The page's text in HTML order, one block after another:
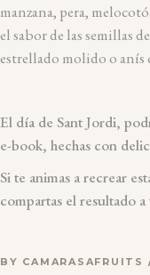
manzana, pera,
el sabor de las semillas
estrellado molido o anís
El día de Sant Jordi,
e-book, hechas con
Si te animas a recrear
compartas el resultado
BY CAMARASAFRUITS